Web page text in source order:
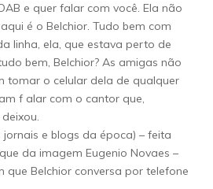
e quer falar com você. Ela não
é o Belchior. Tudo bem com
linha, ela, que estava perto de
bem, Belchior? As amigas não
tomar o celular dela de qualquer
f alar com o cantor que,
e blogs da época) – feita
da imagem Eugenio Novaes –
Belchior conversa por telefone